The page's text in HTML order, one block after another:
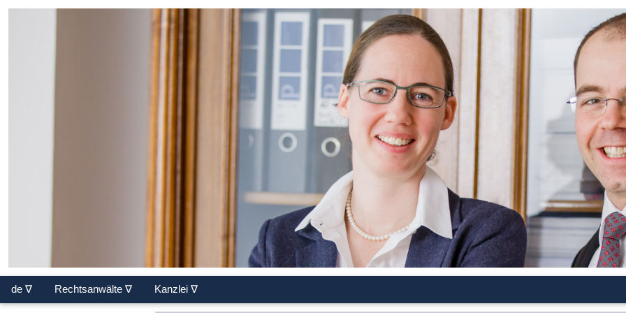
de ∇ Rechtsanwälte ∇ Kanzlei ∇